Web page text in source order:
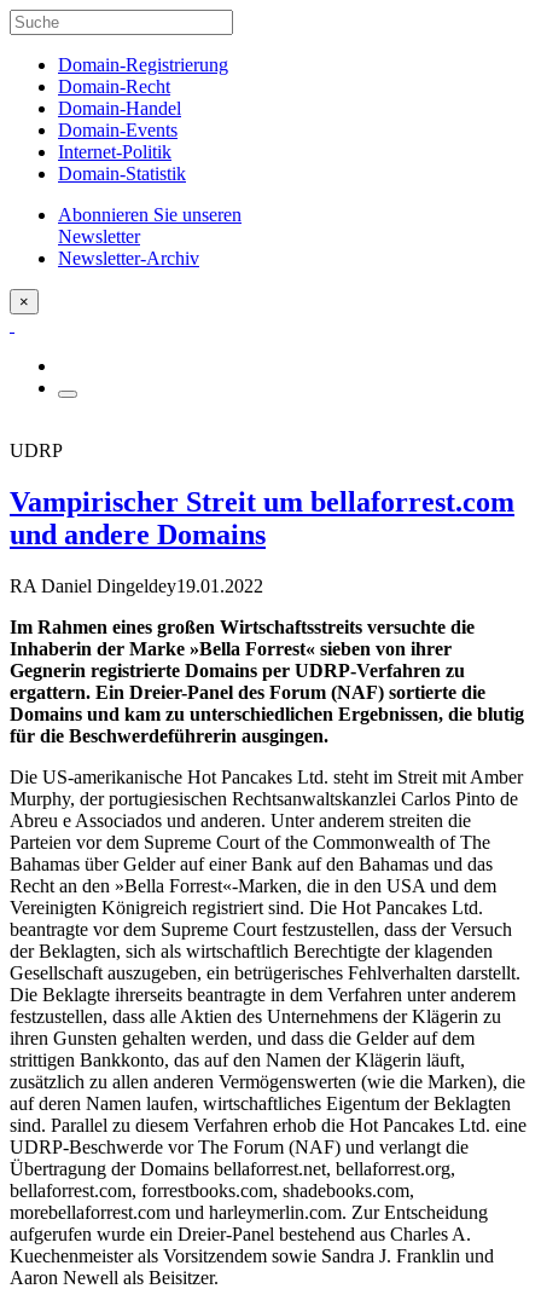
Domain-Registrierung
Domain-Recht
Domain-Handel
Domain-Events
Internet-Politik
Domain-Statistik
Abonnieren Sie unseren
Newsletter
Newsletter-Archiv
×
UDRP
Vampirischer Streit um bellaforrest.com
und andere Domains
RA Daniel Dingeldey19.01.2022
Im Rahmen eines großen Wirtschaftsstreits versuchte die
Inhaberin der Marke »Bella Forrest« sieben von ihrer
Gegnerin registrierte Domains per UDRP-Verfahren zu
ergattern. Ein Dreier-Panel des Forum (NAF) sortierte die
Domains und kam zu unterschiedlichen Ergebnissen, die blutig
für die Beschwerdeführerin ausgingen.
Die US-amerikanische Hot Pancakes Ltd. steht im Streit mit Amber
Murphy, der portugiesischen Rechtsanwaltskanzlei Carlos Pinto de
Abreu e Associados und anderen. Unter anderem streiten die
Parteien vor dem Supreme Court of the Commonwealth of The
Bahamas über Gelder auf einer Bank auf den Bahamas und das
Recht an den »Bella Forrest«-Marken, die in den USA und dem
Vereinigten Königreich registriert sind. Die Hot Pancakes Ltd.
beantragte vor dem Supreme Court festzustellen, dass der Versuch
der Beklagten, sich als wirtschaftlich Berechtigte der klagenden
Gesellschaft auszugeben, ein betrügerisches Fehlverhalten darstellt.
Die Beklagte ihrerseits beantragte in dem Verfahren unter anderem
festzustellen, dass alle Aktien des Unternehmens der Klägerin zu
ihren Gunsten gehalten werden, und dass die Gelder auf dem
strittigen Bankkonto, das auf den Namen der Klägerin läuft,
zusätzlich zu allen anderen Vermögenswerten (wie die Marken), die
auf deren Namen laufen, wirtschaftliches Eigentum der Beklagten
sind. Parallel zu diesem Verfahren erhob die Hot Pancakes Ltd. eine
UDRP-Beschwerde vor The Forum (NAF) und verlangt die
Übertragung der Domains bellaforrest.net, bellaforrest.org,
bellaforrest.com, forrestbooks.com, shadebooks.com,
morebellaforrest.com und harleymerlin.com. Zur Entscheidung
aufgerufen wurde ein Dreier-Panel bestehend aus Charles A.
Kuechenmeister als Vorsitzendem sowie Sandra J. Franklin und
Aaron Newell als Beisitzer.